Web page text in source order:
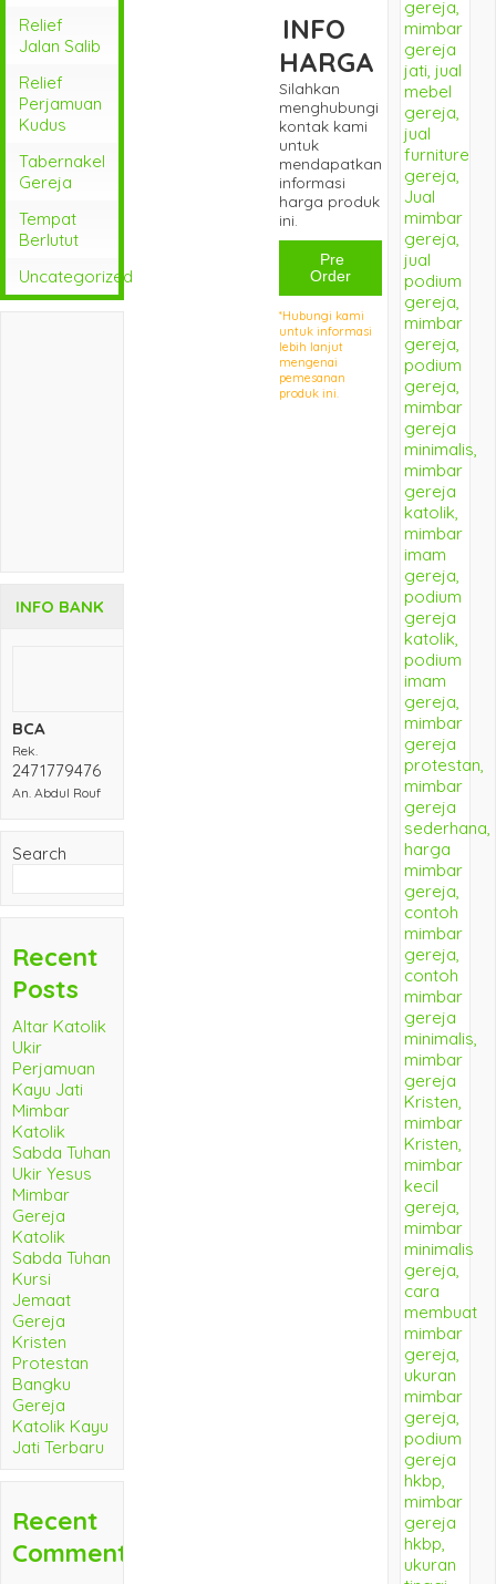
INFO
HARGA
Silahkan
menghubungi
kontak kami
untuk
mendapatkan
informasi
harga produk
ini.
Pre
Order
*Hubungi kami
untuk informasi
lebih lanjut
mengenai
pemesanan
produk ini.
Relief
Jalan Salib
Relief
Perjamuan
Kudus
Tabernakel
Gereja
Tempat
Berlutut
Uncategorized
INFO BANK
BCA
Rek.
2471779476
An. Abdul Rouf
Search
Recent
Posts
Altar Katolik
Ukir
Perjamuan
Kayu Jati
Mimbar
Katolik
Sabda Tuhan
Ukir Yesus
Mimbar
Gereja
Katolik
Sabda Tuhan
Kursi
Jemaat
Gereja
Kristen
Protestan
Bangku
Gereja
Katolik Kayu
Jati Terbaru
Recent
Comments